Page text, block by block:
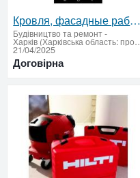
Кровля, фасадные работы,профиссиональные каменщики.
Будівництво та ремонт-
Харків
21/04/2025
Договірна